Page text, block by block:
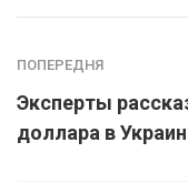
ПОПЕРЕДНЯ
Эксперты
доллара в